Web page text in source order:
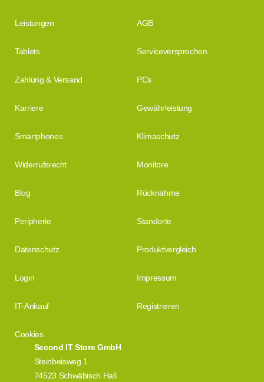
Second IT Store GmbH
Steinbeisweg 1
74523 Schwäbisch Hall
Leistungen AGB
Tablets Serviceversprechen
Zahlung & Versand PCs
Karriere Gewährleistung
Smartphones Klimaschutz
Widerrufsrecht Monitore
Blog Rücknahme
Peripherie Standorte
Datenschutz Produktvergleich
Login Impressum
IT-Ankauf Registrieren
Cookies